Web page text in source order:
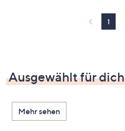
1
Ausgewählt für dich
Mehr sehen